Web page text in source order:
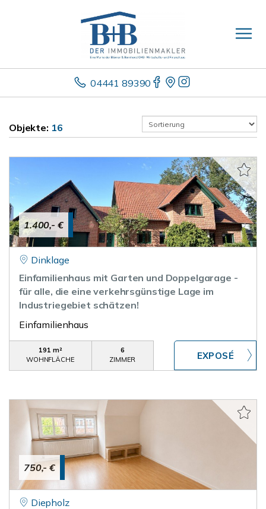
04441 89390
Objekte: 16
1.400,- €
Dinklage
Einfamilienhaus mit Garten und Doppelgarage -
für alle, die eine verkehrsgünstige Lage im
Industriegebiet schätzen!
Einfamilienhaus
191 m²
WOHNFLÄCHE
6
ZIMMER
750,- €
Diepholz